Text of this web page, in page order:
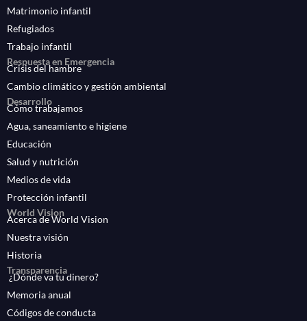
Matrimonio infantil
Refugiados
Trabajo infantil
Respuesta en Emergencia
Crisis del hambre
Cambio climático y gestión ambiental
Desarrollo
Cómo trabajamos
Agua, saneamiento e higiene
Educación
Salud y nutrición
Medios de vida
Protección infantil
World Vision
Acerca de World Vision
Nuestra visión
Historia
Transparencia
¿Dónde va tu dinero?
Memoria anual
Códigos de conducta